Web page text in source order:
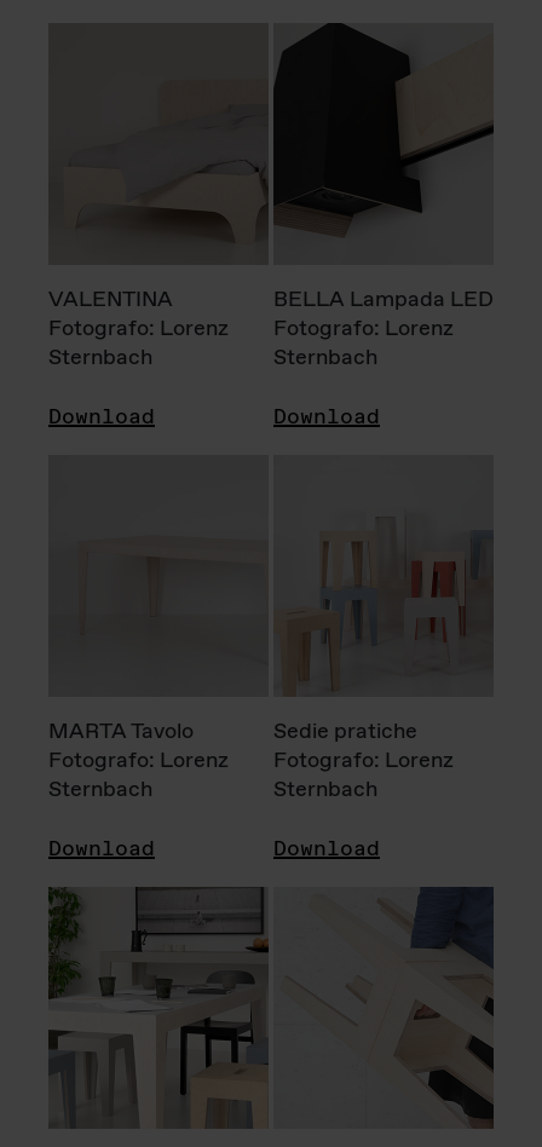
VALENTINA
Fotografo: Lorenz
Sternbach
Download
BELLA Lampada LED
Fotografo: Lorenz
Sternbach
Download
MARTA Tavolo
Fotografo: Lorenz
Sternbach
Download
Sedie pratiche
Fotografo: Lorenz
Sternbach
Download